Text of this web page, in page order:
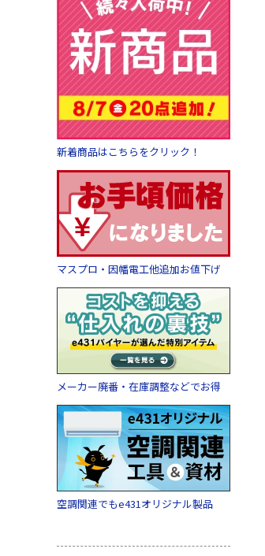
新着商品はこちらをクリック！
マスプロ・因幡電工他追加お値下げ
メーカー廃番・在庫調整などでお得
空調関連でもe431オリジナル製品